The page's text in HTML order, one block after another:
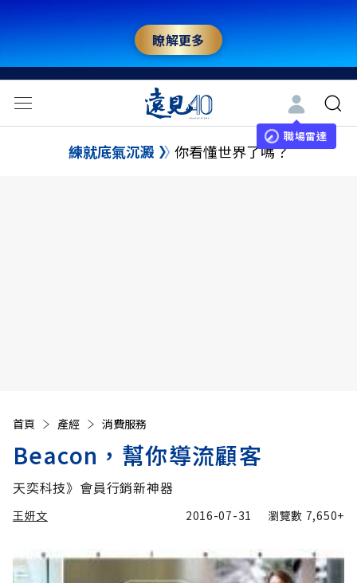
瞭解更多
職場雷達
練就底氣沉澱 你看懂世界了嗎？
首頁 產經 消費服務
Beacon，幫你導流顧客
天奕科技》會員行銷新神器
王妍文 2016-07-31 瀏覽數 7,650+